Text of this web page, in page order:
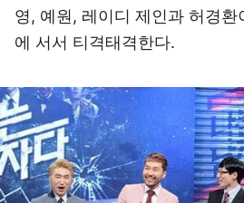
영, 예원, 레이디 제인과 허경
에 서서 티격태격한다.